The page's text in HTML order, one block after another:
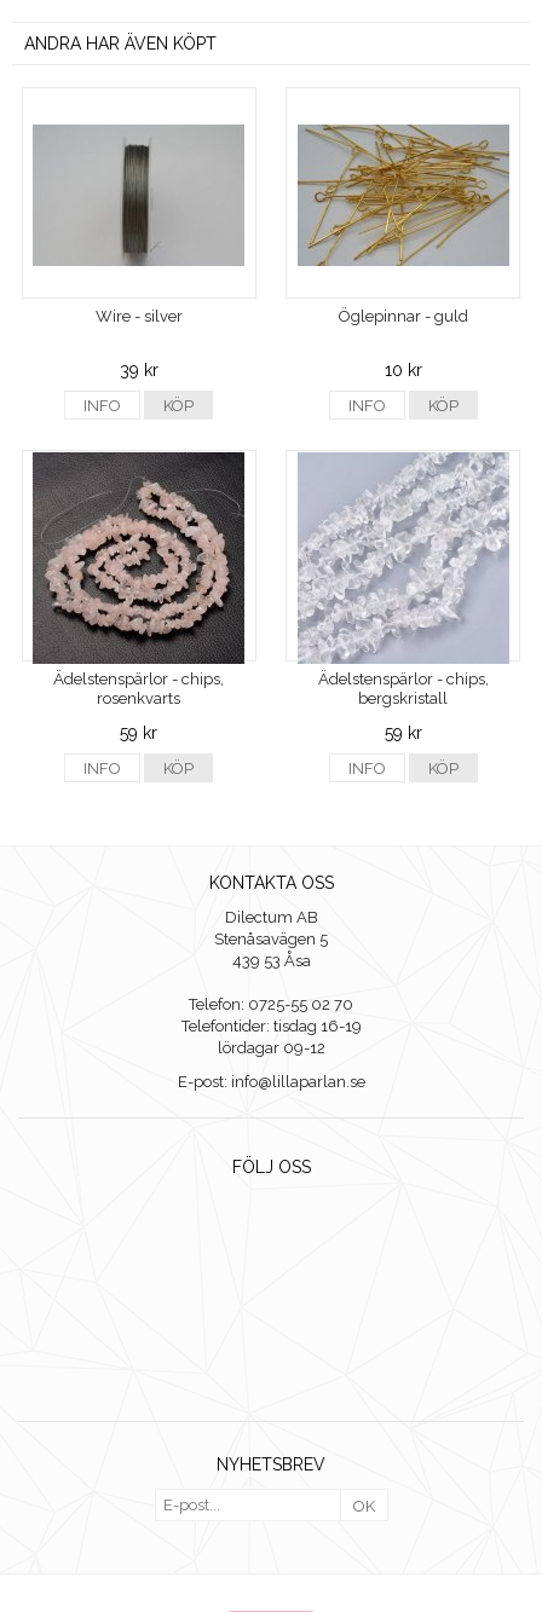
ANDRA HAR ÄVEN KÖPT
Wire - silver
39 kr
INFO KÖP
Öglepinnar - guld
10 kr
INFO KÖP
Ädelstenspärlor - chips,
rosenkvarts
59 kr
INFO KÖP
Ädelstenspärlor - chips,
bergskristall
59 kr
INFO KÖP
KONTAKTA OSS
Dilectum AB
Stenåsavägen 5
439 53 Åsa
Telefon: 0725-55 02 70
Telefontider: tisdag 16-19
lördagar 09-12
E-post: info@lillaparlan.se
FÖLJ OSS
NYHETSBREV
OK